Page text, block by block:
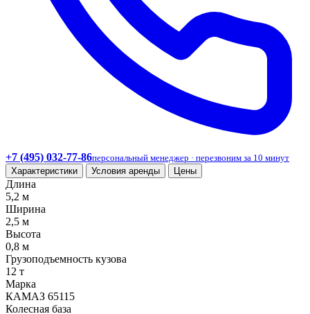
+7 (495) 032-77-86персональный менеджер · перезвоним за 10 минут
Характеристики
Условия аренды Цены
Длина
5,2 м
Ширина
2,5 м
Высота
0,8 м
Грузоподъемность кузова
12 т
Марка
КАМАЗ 65115
Колесная база